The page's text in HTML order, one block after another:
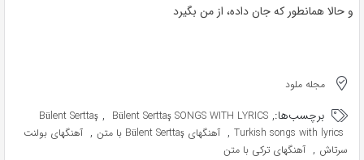
و حالا همانطور که جان داده، از من بگیرد
مجله ملود
برچسب‌ها: Bülent Serttaş , Bülent Serttaş SONGS WITH LYRICS ,
Turkish songs with lyrics
, آهنگهای Bülent Serttaş با متن , آهنگهای بولنت
سرتاش , آهنگهای ترکی با متن